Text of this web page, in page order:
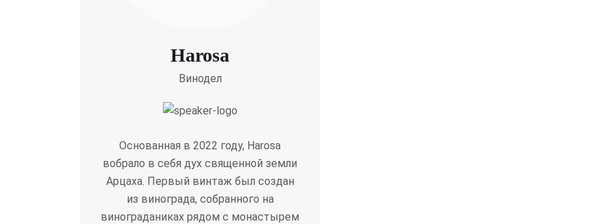
Harosa
Винодел
Основанная в 2022 году, Harosa
вобрало в себя дух священной земли
Арцаха. Первый винтаж был создан
из винограда, собранного на
винограданиках рядом с монастырем